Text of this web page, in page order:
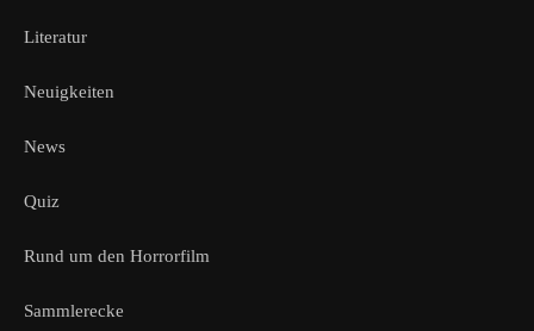
Literatur
Neuigkeiten
News
Quiz
Rund um den Horrorfilm
Sammlerecke